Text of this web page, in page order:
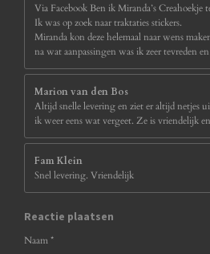
Via Facebook Ben ik Miranda’s Creahoekje
Ik was op zoek naar traktaties stickers.
Miranda kon deze helemaal naar wens
na wat aanpassingen was ik zeer tevreden
Marion van den Bos
Altijd snelle levering en ziet er altijd netjes
ik weer eens wat vergeet. Ze is vriendelijk
Fam Klein
Snel levering. Vriendelijk
Reactie plaatsen
Naam *